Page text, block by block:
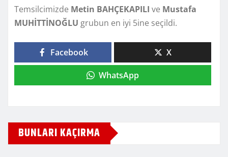
Temsilcimizde Metin BAHÇEKAPILI ve Mustafa
MUHİTTİNOĞLU grubun en iyi 5ine seçildi.
Facebook X
WhatsApp
BUNLARI KAÇIRMA